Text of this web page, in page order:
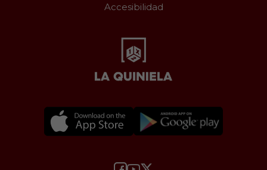
Accesibilidad